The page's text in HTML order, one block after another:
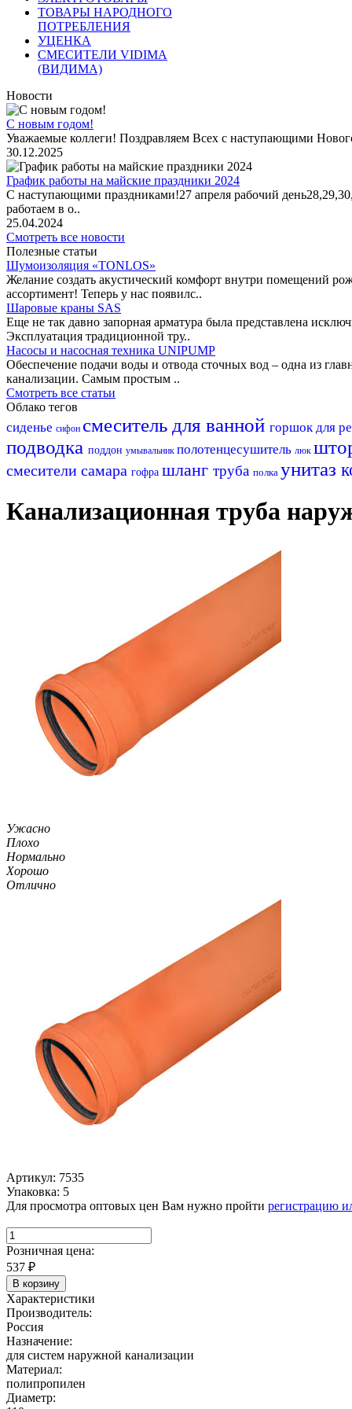
ТОВАРЫ НАРОДНОГО
ПОТРЕБЛЕНИЯ
УЦЕНКА
СМЕСИТЕЛИ VIDIMA
(ВИДИМА)
Новости
С новым годом!
Уважаемые коллеги! Поздравляем Всех с наступающими
30.12.2025
График работы на майские праздники 2024
С наступающими праздниками!27 апреля рабочий
работаем в о..
25.04.2024
Смотреть все новости
Полезные статьи
Шумоизоляция «TONLOS»
Желание создать акустический комфорт внутри помещений
ассортимент! Теперь у нас появилс..
Шаровые краны SAS
Еще не так давно запорная арматура была представлена
Эксплуатация традиционной тру..
Насосы и насосная техника UNIPUMP
Обеспечение подачи воды и отвода сточных вод – одна из
канализации. Самым простым ..
Смотреть все статьи
Облако тегов
сиденье сифон смеситель для ванной горшок для
подводка поддон умывальник полотенцесушитель люк
смесители самара гофра шланг труба полка унитаз
Канализационная труба
Ужасно
Плохо
Нормально
Хорошо
Отлично
Артикул: 7535
Упаковка: 5
Для просмотра оптовых цен Вам нужно пройти регистрацию
Розничная цена:
537 ₽
В корзину
Характеристики
Производитель:
Россия
Назначение:
для систем наружной канализации
Материал:
полипропилен
Диаметр: